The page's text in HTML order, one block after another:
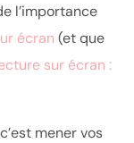
l’importance
écran (et que
sur écran :
mener vos